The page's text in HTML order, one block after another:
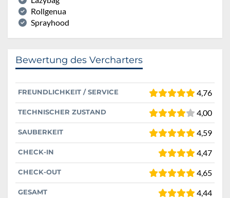
Rollgenua
Sprayhood
Bewertung des Vercharters
FREUNDLICHKEIT / SERVICE 4,76
TECHNISCHER ZUSTAND 4,00
SAUBERKEIT 4,59
CHECK-IN 4,47
CHECK-OUT 4,65
GESAMT 4,44